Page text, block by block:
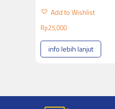
Add to Wishlist
Rp25,000
info lebih lanjut